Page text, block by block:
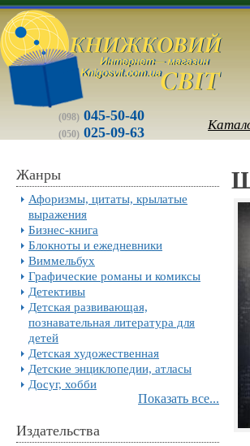
(098) 045-50-40
(050) 025-09-63
Жанры
Афоризмы, цитаты, крылатые
выражения
Бизнес-книга
Блокноты и ежедневники
Виммельбух
Графические романы и комиксы
Детективы
Детская развивающая,
познавательная литература для
детей
Детская художественная
Детские энциклопедии, атласы
Досуг, хобби
Показать все...
Издательства